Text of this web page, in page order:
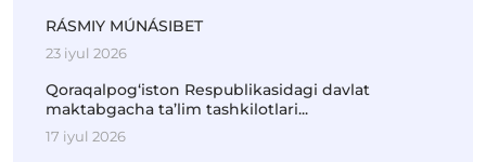
RÁSMIY MÚNÁSIBET
23 iyul 2026
Qoraqalpog‘iston Respublikasidagi davlat
maktabgacha ta’lim tashkilotlari...
17 iyul 2026